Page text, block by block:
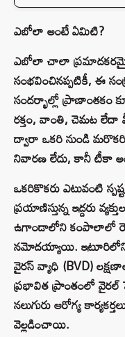
ఎబోలా అంటే ఏమిటి?
ఎబోలా చాలా
సంభవించినప్పటికీ, ఈ
సందర్భాల్లో ప్రాణాంతకం
రక్తం, వాంతి, చెమట లేదా
ద్వారా ఒకరి నుండి
నివారణ లేదు, కానీ టీకా
ఒకరికొకరు ఎటువంటి
ప్రయాణిస్తున్న ఇద్దరు
ఉగాండాలోని కంపాలాలో
నమోదయ్యాయి. ఇటూరిలోని
వైరస్ వ్యాధి (BVD)
ప్రభావిత ప్రాంతంలో
నలుగురు ఆరోగ్య
వెల్లడించాయి.